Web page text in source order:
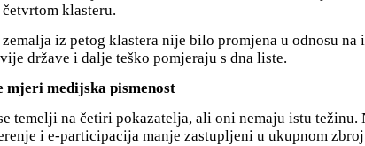
klasteru.
iz petog klastera nije bilo promjena u odnosu na
države i dalje teško pomjeraju s dna liste.
mjeri medijska pismenost
temelji na četiri pokazatelja, ali oni nemaju istu
i e-participacija manje zastupljeni u ukupnom